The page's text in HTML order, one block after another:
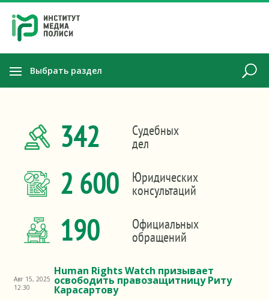
Выбрать раздел
342 Судебных
дел
2 600 Юридических
консультаций
190 Официальных
обращений
Human Rights Watch призывает
освободить правозащитницу Риту
Карасартову
Авг 15, 2025
12:30